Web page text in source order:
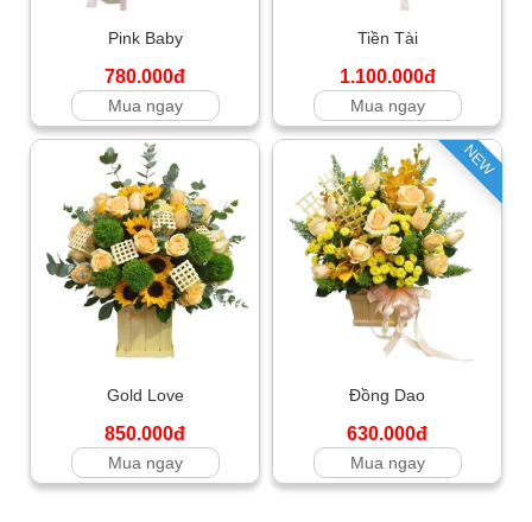
Pink Baby
780.000đ
Mua ngay
Tiền Tài
1.100.000đ
Mua ngay
Gold Love
850.000đ
Mua ngay
NEW
Đồng Dao
630.000đ
Mua ngay